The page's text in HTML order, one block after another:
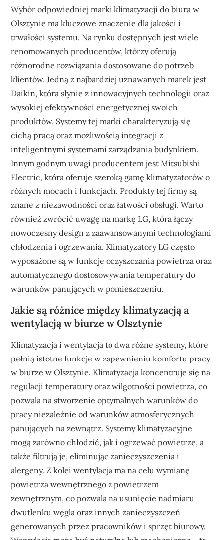
Wybór odpowiedniej marki klimatyzacji do biura w
Olsztynie ma kluczowe znaczenie dla jakości i
trwałości systemu. Na rynku dostępnych jest wiele
renomowanych producentów, którzy oferują
różnorodne rozwiązania dostosowane do potrzeb
klientów. Jedną z najbardziej uznawanych marek jest
Daikin, która słynie z innowacyjnych technologii oraz
wysokiej efektywności energetycznej swoich
produktów. Systemy tej marki charakteryzują się
cichą pracą oraz możliwością integracji z
inteligentnymi systemami zarządzania budynkiem.
Innym godnym uwagi producentem jest Mitsubishi
Electric, która oferuje szeroką gamę klimatyzatorów o
różnych mocach i funkcjach. Produkty tej firmy są
znane z niezawodności oraz łatwości obsługi. Warto
również zwrócić uwagę na markę LG, która łączy
nowoczesny design z zaawansowanymi technologiami
chłodzenia i ogrzewania. Klimatyzatory LG często
wyposażone są w funkcje oczyszczania powietrza oraz
automatycznego dostosowywania temperatury do
warunków panujących w pomieszczeniu.
Jakie są różnice między klimatyzacją a
wentylacją w biurze w Olsztynie
Klimatyzacja i wentylacja to dwa różne systemy, które
pełnią istotne funkcje w zapewnieniu komfortu pracy
w biurze w Olsztynie. Klimatyzacja koncentruje się na
regulacji temperatury oraz wilgotności powietrza, co
pozwala na stworzenie optymalnych warunków do
pracy niezależnie od warunków atmosferycznych
panujących na zewnątrz. Systemy klimatyzacyjne
mogą zarówno chłodzić, jak i ogrzewać powietrze, a
także filtrują je, eliminując zanieczyszczenia i
alergeny. Z kolei wentylacja ma na celu wymianę
powietrza wewnętrznego z powietrzem
zewnętrznym, co pozwala na usunięcie nadmiaru
dwutlenku węgla oraz innych zanieczyszczeń
generowanych przez pracowników i sprzęt biurowy.